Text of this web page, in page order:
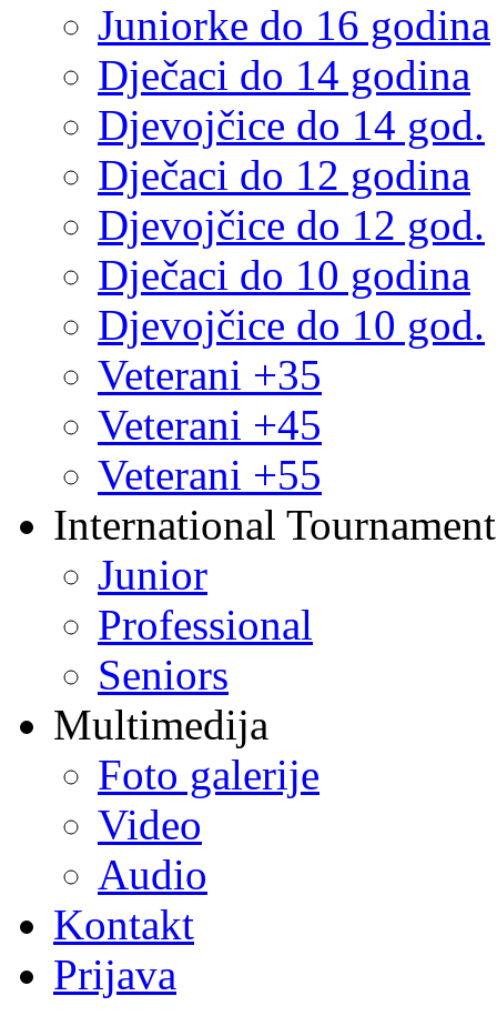
Juniorke do 16 godina
Dječaci do 14 godina
Djevojčice do 14 god.
Dječaci do 12 godina
Djevojčice do 12 god.
Dječaci do 10 godina
Djevojčice do 10 god.
Veterani +35
Veterani +45
Veterani +55
International
Junior
Professional
Seniors
Multimedija
Foto galerije
Video
Audio
Kontakt
Prijava